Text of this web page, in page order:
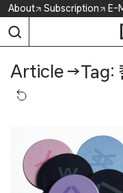
Skip
content
About Subscription E-
Article →Tag: